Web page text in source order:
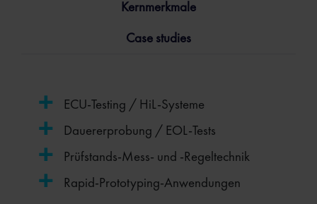
Kernmerkmale
Case studies
ECU-Testing / HiL-Systeme
Dauererprobung / EOL-Tests
Prüfstands-Mess- und -Regeltechnik
Rapid-Prototyping-Anwendungen